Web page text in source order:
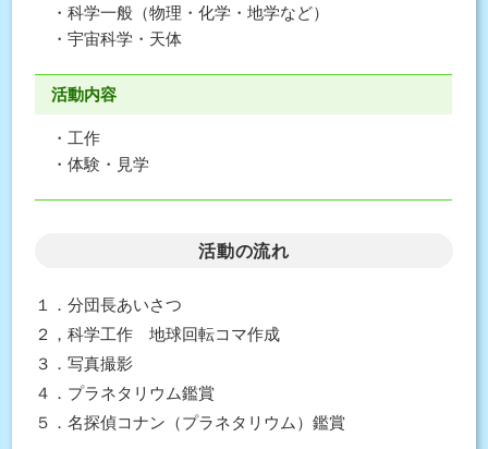
・科学一般（物理・化学・地学など）
・宇宙科学・天体
活動内容
・工作
・体験・見学
活動の流れ
１．分団長あいさつ
２，科学工作 地球回転コマ作成
３．写真撮影
４．プラネタリウム鑑賞
５．名探偵コナン（プラネタリウム）鑑賞